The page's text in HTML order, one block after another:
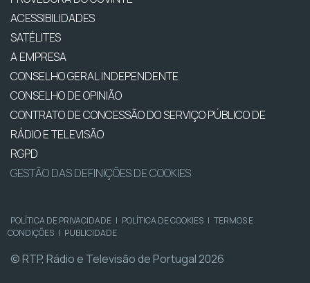
ACESSIBILIDADES
SATÉLITES
A EMPRESA
CONSELHO GERAL INDEPENDENTE
CONSELHO DE OPINIÃO
CONTRATO DE CONCESSÃO DO SERVIÇO PÚBLICO DE
RÁDIO E TELEVISÃO
RGPD
GESTÃO DAS DEFINIÇÕES DE COOKIES
POLÍTICA DE PRIVACIDADE | POLÍTICA DE COOKIES | TERMOS E
CONDIÇÕES | PUBLICIDADE
© RTP, Rádio e Televisão de Portugal 2026